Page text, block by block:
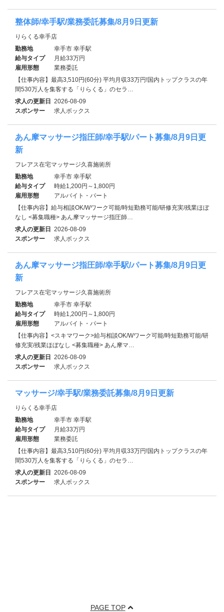
整体師/幸手駅/業務委託募集/8月9日更新
りらくる幸手店
勤務地
幸手市 幸手駅
給与タイプ
月給33万円
雇用形態
業務委託
【仕事内容】最高3,510円(60分) 平均月収33万円!国内トップクラスの年
間530万人を集客する「りらくる」のセラ…
求人の更新日 2026-08-09
スポンサー
求人ボックス
あん摩マッサージ指圧師/幸手駅/パート募集/8月9日更
新
フレアス在宅マッサージ久喜施術所
勤務地
幸手市 幸手駅
給与タイプ
時給1,200円～1,800円
雇用形態
アルバイト・パート
【仕事内容】給与相談OK/Wワーク可能/時短勤務可能/研修充実/残業ほぼ
なし <募集職種> あん摩マッサージ指圧師…
求人の更新日 2026-08-09
スポンサー
求人ボックス
あん摩マッサージ指圧師/幸手駅/パート募集/8月9日更
新
フレアス在宅マッサージ久喜施術所
勤務地
幸手市 幸手駅
給与タイプ
時給1,200円～1,800円
雇用形態
アルバイト・パート
【仕事内容】<スキマワーク>給与相談OK/Wワーク可能/時短勤務可能/研
修充実/残業ほぼなし <募集職種> あん摩マ…
求人の更新日 2026-08-09
スポンサー
求人ボックス
マッサージ/幸手駅/業務委託募集/8月9日更新
りらくる幸手店
勤務地
幸手市 幸手駅
給与タイプ
月給33万円
雇用形態
業務委託
【仕事内容】最高3,510円(60分) 平均月収33万円!国内トップクラスの年
間530万人を集客する「りらくる」のセラ…
求人の更新日 2026-08-09
スポンサー
求人ボックス
PAGE TOP